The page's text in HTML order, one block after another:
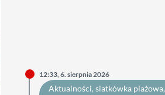
12:33, 6. sierpnia 2026
Aktualności, siatkówka plażowa,